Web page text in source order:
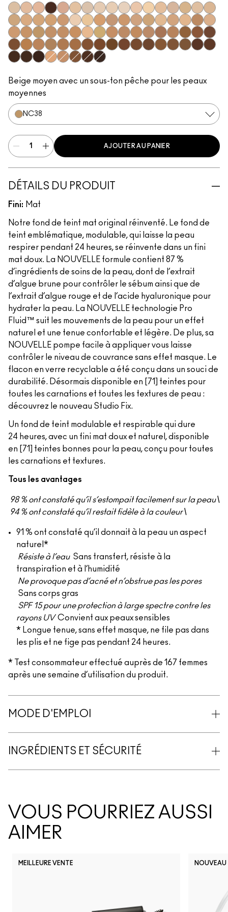
NC5N18N11NW63
N12N10NC10NW5NW10NC12N4 NC13NW13N4.5NC15N4.75NC16
NC17NC18NW15NC20NW18C4C40NC25NW20
NW22NC27NC30
N5 N6 C3.5NW25
N6.5
NC35NC37NC38NC40NC41NC42C4.5C45NC43.5
NC44NC44.5
NW30
NW33NW35NW40NW43
NW44
NW45
C8NC45NC45.5
NC46NC47NC50NW46NW47
Beige moyen avec un sous-ton pêche pour les peaux
moyennes
NC38
AJOUTER AU PANIER
DÉTAILS DU PRODUIT
Fini: Mat
Notre fond de teint mat original réinventé. Le fond de
teint emblématique, modulable, qui laisse la peau
respirer pendant 24 heures, se réinvente dans un fini
mat doux. La NOUVELLE formule contient 87 %
d’ingrédients de soins de la peau, dont de l’extrait
d’algue brune pour contrôler le sébum ainsi que de
l’extrait d’algue rouge et de l’acide hyaluronique pour
hydrater la peau. La NOUVELLE technologie Pro
Fluid™ suit les mouvements de la peau pour un effet
naturel et une tenue confortable et légère. De plus, sa
NOUVELLE pompe facile à appliquer vous laisse
contrôler le niveau de couvrance sans effet masque. Le
flacon en verre recyclable a été conçu dans un souci de
durabilité. Désormais disponible en [71] teintes pour
toutes les carnations et toutes les textures de peau :
découvrez le nouveau Studio Fix.
Un fond de teint modulable et respirable qui dure
24 heures, avec un fini mat doux et naturel, disponible
en [71] teintes bonnes pour la peau, conçu pour toutes
les carnations et textures.
Tous les avantages
98 % ont constaté qu’il s’estompait facilement sur la peau\
94 % ont constaté qu’il restait fidèle à la couleur\
91 % ont constaté qu’il donnait à la peau un aspect
naturel*
Résiste à l’eau Sans transfert, résiste à la
transpiration et à l’humidité
Ne provoque pas d’acné et n’obstrue pas les pores
Sans corps gras
SPF 15 pour une protection à large spectre contre les
rayons UVConvient aux peaux sensibles
* Longue tenue, sans effet masque, ne file pas dans
les plis et ne fige pas pendant 24 heures.
* Test consommateur effectué auprès de 167 femmes
après une semaine d’utilisation du produit.
MODE D'EMPLOI
INGRÉDIENTS ET SÉCURITÉ
VOUS POURRIEZ AUSSI
AIMER
MEILLEURE VENTE NOUVEAU